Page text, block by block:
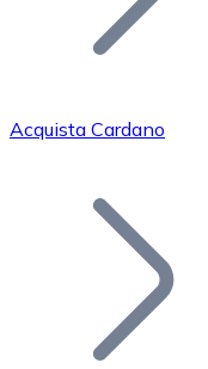
Bitcoin
Acquista Cardano